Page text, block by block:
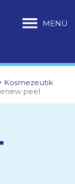
MENÜ
Kosmezeutik
peel